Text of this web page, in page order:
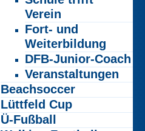
Verein
Fort- und
Weiterbildung
DFB-Junior-Coach
Veranstaltungen
Beachsoccer
Lüttfeld Cup
Ü-Fußball